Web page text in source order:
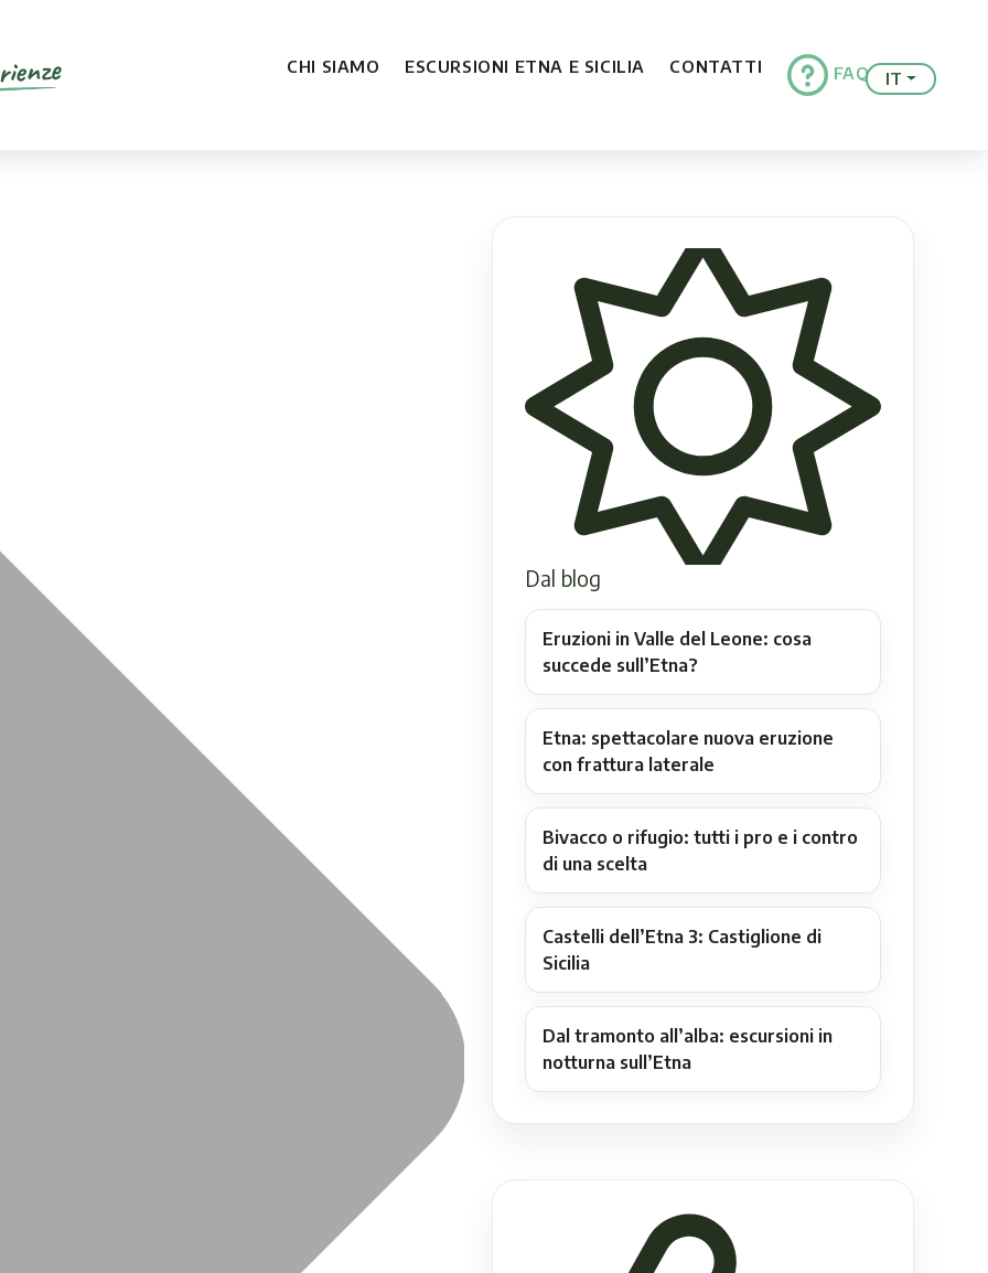
CHI SIAMO ESCURSIONI ETNA E SICILIA CONTATTI FAQ IT
Dal blog
Eruzioni in Valle del Leone: cosa
succede sull’Etna?
Etna: spettacolare nuova eruzione
con frattura laterale
Bivacco o rifugio: tutti i pro e i contro
di una scelta
Castelli dell’Etna 3: Castiglione di
Sicilia
Dal tramonto all’alba: escursioni in
notturna sull’Etna